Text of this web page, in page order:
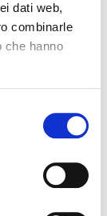
dati web,
combinarle
che hanno